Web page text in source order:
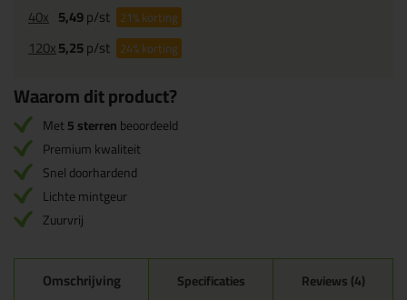
40x 5,49p/st 21%korting
120x5,25p/st 24%korting
Waarom dit product?
Met5 sterrenbeoordeeld
Premium kwaliteit
Snel doorhardend
Lichte mintgeur
Zuurvrij
Omschrijving Specificaties Reviews (4)